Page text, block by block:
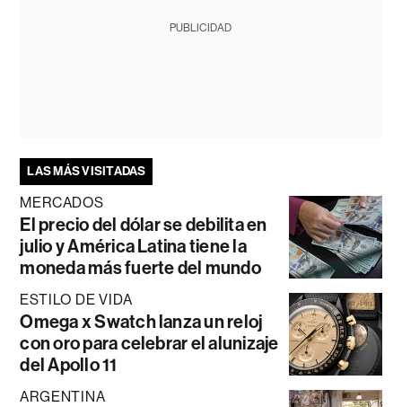
PUBLICIDAD
LAS MÁS VISITADAS
MERCADOS
El precio del dólar se debilita en
julio y América Latina tiene la
moneda más fuerte del mundo
ESTILO DE VIDA
Omega x Swatch lanza un reloj
con oro para celebrar el alunizaje
del Apollo 11
ARGENTINA